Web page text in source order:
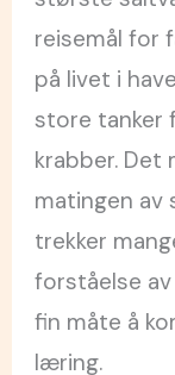
reisemål for
på livet i
store tanker
krabber.
matingen av
trekker
forståelse
fin måte å
læring.